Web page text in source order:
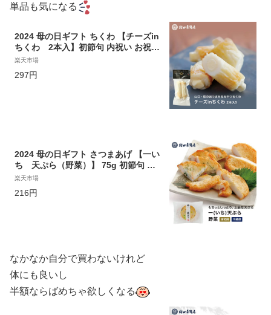
単品も気になる
2024 母の日ギフト ちくわ 【チーズin
ちくわ 2本入】初節句 内祝い お祝い
お返し かまぼこ 母の日 父の日 お中元
さつま揚げ
楽天市場
297円
2024 母の日ギフト さつまあげ 【一い
ち 天ぷら（野菜）】 75g 初節句 内
祝い お祝い お返し かまぼこ 母の日
ギフト 2024 さつま揚げ
楽天市場
216円
なかなか自分で買わないけれど
体にも良いし
半額ならばめちゃ欲しくなる